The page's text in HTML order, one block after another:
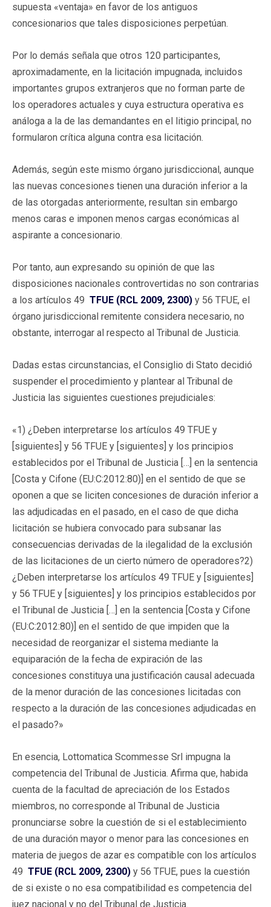
supuesta «ventaja» en favor de los antiguos
concesionarios que tales disposiciones perpetúan.
Por lo demás señala que otros 120 participantes,
aproximadamente, en la licitación impugnada, incluidos
importantes grupos extranjeros que no forman parte de
los operadores actuales y cuya estructura operativa es
análoga a la de las demandantes en el litigio principal, no
formularon crítica alguna contra esa licitación.
Además, según este mismo órgano jurisdiccional, aunque
las nuevas concesiones tienen una duración inferior a la
de las otorgadas anteriormente, resultan sin embargo
menos caras e imponen menos cargas económicas al
aspirante a concesionario.
Por tanto, aun expresando su opinión de que las
disposiciones nacionales controvertidas no son contrarias
a los artículos 49 TFUE (RCL 2009, 2300) y 56 TFUE, el
órgano jurisdiccional remitente considera necesario, no
obstante, interrogar al respecto al Tribunal de Justicia.
Dadas estas circunstancias, el Consiglio di Stato decidió
suspender el procedimiento y plantear al Tribunal de
Justicia las siguientes cuestiones prejudiciales:
«1) ¿Deben interpretarse los artículos 49 TFUE y
[siguientes] y 56 TFUE y [siguientes] y los principios
establecidos por el Tribunal de Justicia […] en la sentencia
[Costa y Cifone (EU:C:2012:80)] en el sentido de que se
oponen a que se liciten concesiones de duración inferior a
las adjudicadas en el pasado, en el caso de que dicha
licitación se hubiera convocado para subsanar las
consecuencias derivadas de la ilegalidad de la exclusión
de las licitaciones de un cierto número de operadores?2)
¿Deben interpretarse los artículos 49 TFUE y [siguientes]
y 56 TFUE y [siguientes] y los principios establecidos por
el Tribunal de Justicia […] en la sentencia [Costa y Cifone
(EU:C:2012:80)] en el sentido de que impiden que la
necesidad de reorganizar el sistema mediante la
equiparación de la fecha de expiración de las
concesiones constituya una justificación causal adecuada
de la menor duración de las concesiones licitadas con
respecto a la duración de las concesiones adjudicadas en
el pasado?»
En esencia, Lottomatica Scommesse Srl impugna la
competencia del Tribunal de Justicia. Afirma que, habida
cuenta de la facultad de apreciación de los Estados
miembros, no corresponde al Tribunal de Justicia
pronunciarse sobre la cuestión de si el establecimiento
de una duración mayor o menor para las concesiones en
materia de juegos de azar es compatible con los artículos
49 TFUE (RCL 2009, 2300) y 56 TFUE, pues la cuestión
de si existe o no esa compatibilidad es competencia del
juez nacional y no del Tribunal de Justicia.